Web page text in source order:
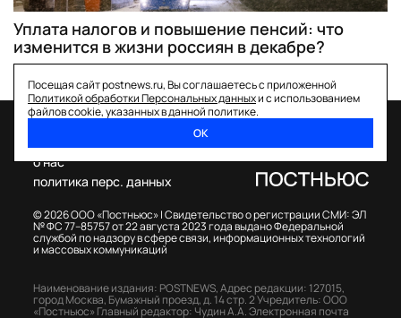
Уплата налогов и повышение пенсий: что
изменится в жизни россиян в декабре?
Посещая сайт postnews.ru, Вы соглашаетесь с приложенной
Политикой обработки Персональных данныхи с использованием
файлов cookie, указанных в данной политике.
ОК
© 2026 ООО «Постньюс» |Свидетельство о регистрации СМИ: ЭЛ
№ ФС 77–85757 от 22 августа 2023 года выдано Федеральной
службой по надзору в сфере связи, информационных технологий
и массовых коммуникаций
о нас
политика перс. данных
Наименование издания: POSTNEWS,Адрес редакции: 127015,
город Москва, Бумажный проезд, д. 14 стр. 2Учредитель: ООО
«Постньюс» Главный редактор: Чудин А.А.Электронная почта